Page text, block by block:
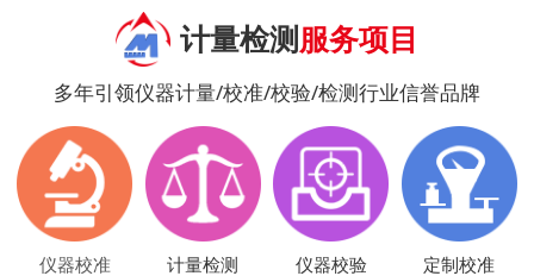
计量检测服务项目
多年引领仪器计量/校准/校验/检测行业信誉品牌
仪器校准 计量检测 仪器校验 定制校准